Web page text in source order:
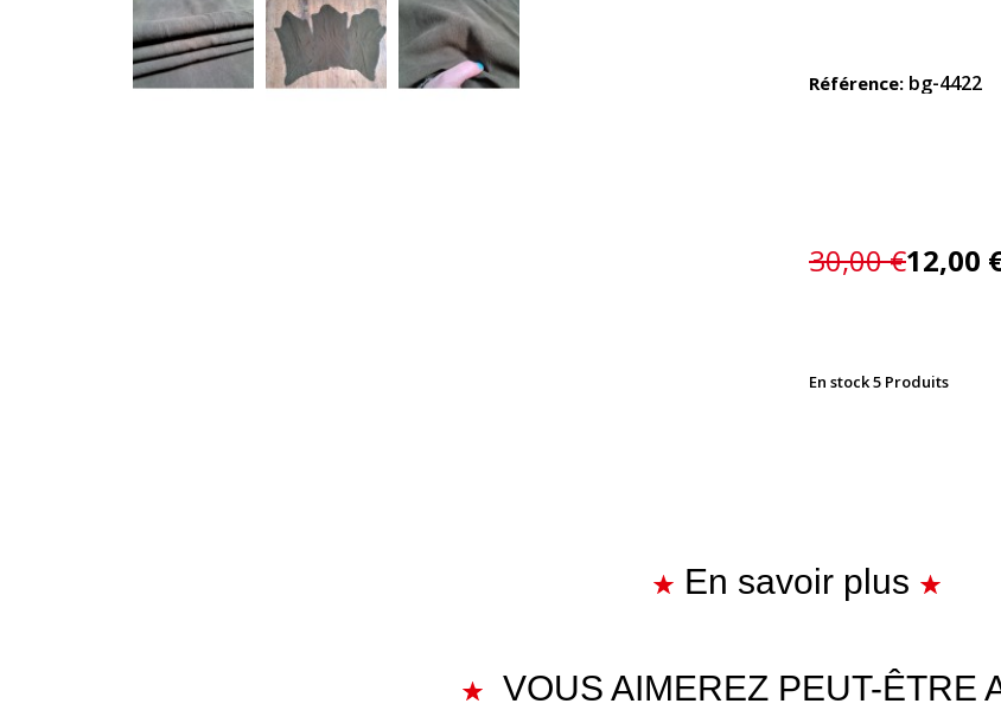
Référence bg-4422
30,00 €12,00
En stock5 Produits
En savoir plus
VOUS AIMEREZ PEUT-ÊTRE